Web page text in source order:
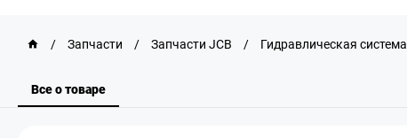
/ Запчасти / Запчасти JCB / Гидравлическая система
Все о товаре